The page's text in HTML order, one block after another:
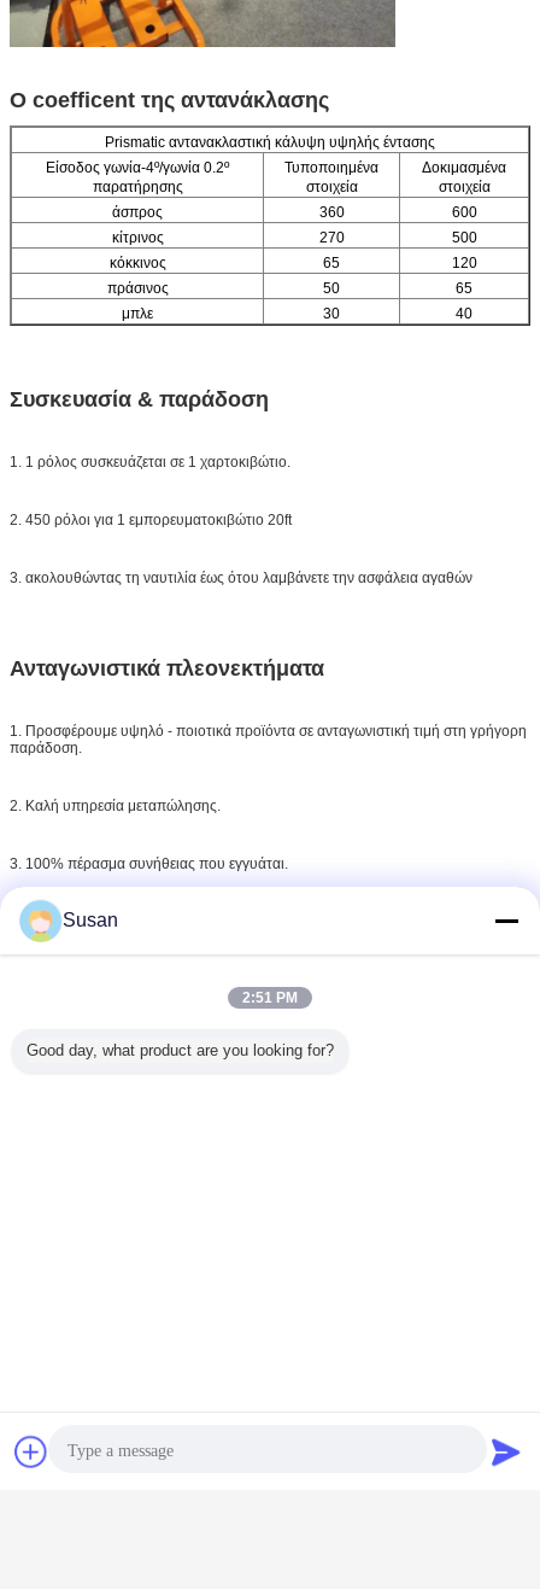
Ο coefficent της αντανάκλασης
Prismatic αντανακλαστική κάλυψη υψηλής έντασης
Είσοδος γωνία-4º/γωνία 0.2º
παρατήρησης
Τυποποιημένα
στοιχεία
Δοκιμασμένα
στοιχεία
άσπρος
360
600
κίτρινος
270
500
κόκκινος
65
120
πράσινος
50
65
μπλε
30 40
Συσκευασία & παράδοση
1. 1 ρόλος συσκευάζεται σε 1 χαρτοκιβώτιο.
2. 450 ρόλοι για 1 εμπορευματοκιβώτιο 20ft
3. ακολουθώντας τη ναυτιλία έως ότου λαμβάνετε την ασφάλεια αγαθών
Ανταγωνιστικά πλεονεκτήματα
1. Προσφέρουμε υψηλό - ποιοτικά προϊόντα σε ανταγωνιστική τιμή στη γρήγορη
παράδοση.
2. Καλή υπηρεσία μεταπώλησης.
3. 100% πέρασμα συνήθειας που εγγυάται.
4. Εύκαμπτοι και Untraceable όροι πληρωμής.
Ουρουγουάη και πολλές άλλες χώρες.
ΠερισσότεροιΕπικοινωνία
Susan
2:51 PM
Good day, what product are you looking for?